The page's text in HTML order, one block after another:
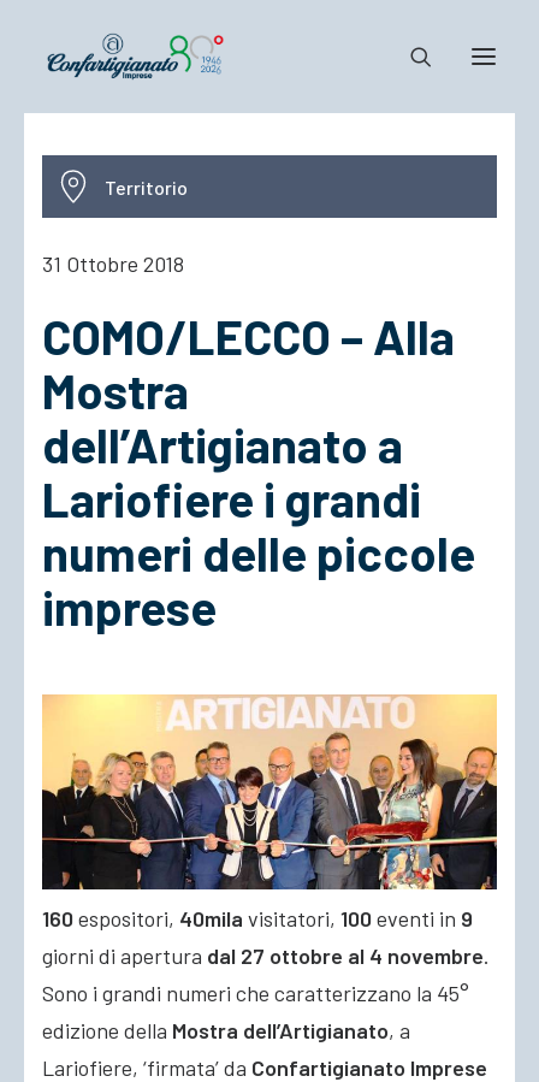
Notizie e Documenti
Confartigianato
Cosa Facciamo
ACCEDI
Territorio
31 Ottobre 2018
COMO/LECCO – Alla
Mostra
dell’Artigianato a
Lariofiere i grandi
numeri delle piccole
imprese
160 espositori, 40mila visitatori, 100 eventi in 9
giorni di apertura dal 27 ottobre al 4 novembre.
Sono i grandi numeri che caratterizzano la 45°
edizione della Mostra dell’Artigianato, a
Lariofiere, ‘firmata’ da Confartigianato Imprese